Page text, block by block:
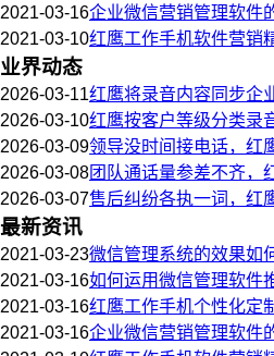
2021-03-16企业微信营销管理软件
2021-03-10红鹰工作手机软件营销
业界动态
2026-03-11红鹰将录音内容同步企
2026-03-10红鹰按客户等级分类录
2026-03-09领导没时间接电话，红
2026-03-08团队通话量参差不齐，
2026-03-07售后纠纷各执一词，红
最新资讯
2021-03-23微信管理系统的效果如
2021-03-16如何运用微信管理软件
2021-03-16红鹰工作手机个性化定
2021-03-16企业微信营销管理软件